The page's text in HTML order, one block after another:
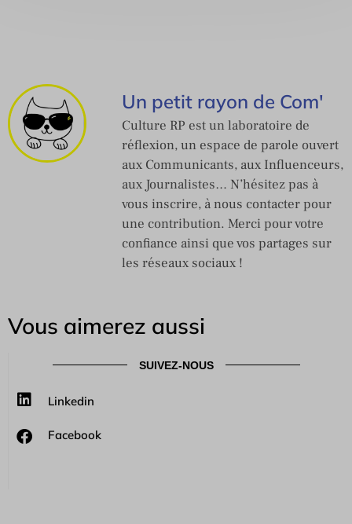
Un petit rayon de Com'
Culture RP est un laboratoire de
réflexion, un espace de parole ouvert
aux Communicants, aux Influenceurs,
aux Journalistes… N’hésitez pas à
vous inscrire, à nous contacter pour
une contribution. Merci pour votre
confiance ainsi que vos partages sur
les réseaux sociaux !
Vous aimerez aussi
SUIVEZ-NOUS
Linkedin
Facebook